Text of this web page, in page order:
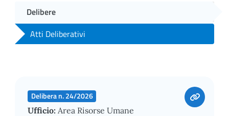
Delibere
Atti Deliberativi
Delibera n. 24/2026
Ufficio: Area Risorse Umane